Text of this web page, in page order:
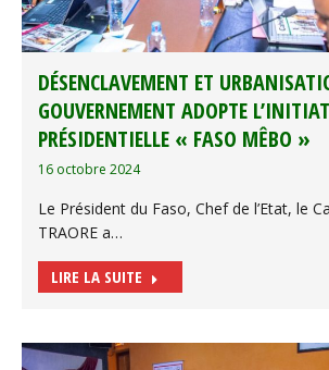
DÉSENCLAVEMENT ET
GOUVERNEMENT ADOPTE
PRÉSIDENTIELLE « FASO MÊBO »
16 octobre 2024
Le Président du Faso, Chef de l’Etat, le
TRAORE a…
LIRE LA SUITE